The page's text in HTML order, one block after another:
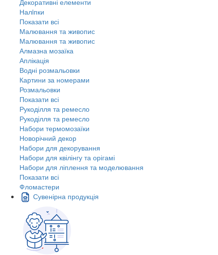
Декоративні елементи
Налiпки
Показати всі
Малювання та живопис
Малювання та живопис
Алмазна мозаїка
Аплікація
Водні розмальовки
Картини за номерами
Розмальовки
Показати всі
Рукоділля та ремесло
Рукоділля та ремесло
Набори термомозаїки
Новорічний декор
Набори для декорування
Набори для квілінгу та орігамі
Набори для ліплення та моделювання
Показати всі
Фломастери
Сувенірна продукція